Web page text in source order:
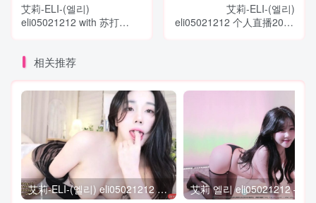
艾莉-ELI-(엘리)
eli05021212 with 苏打
艾莉-ELI-(엘리)
eli05021212 个人直播2023
相关推荐
艾莉-ELI-(엘리) eli05021212 个人直播 (20240331) 微见鲍 [3V/1.2G]ed2k已补